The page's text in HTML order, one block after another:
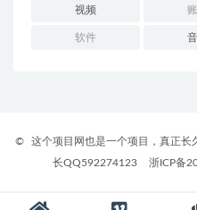
视频
软件
©
这个项目网也是一个项目，真正长
长QQ592274123
浙ICP备